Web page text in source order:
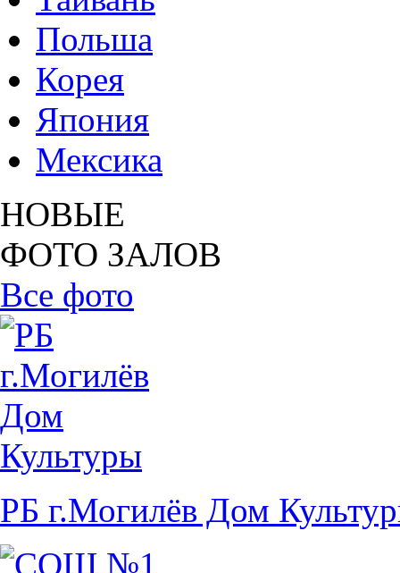
Польша
Корея
Япония
Мексика
НОВЫЕ
ФОТО ЗАЛОВ
Все фото
РБ г.Могилёв Дом